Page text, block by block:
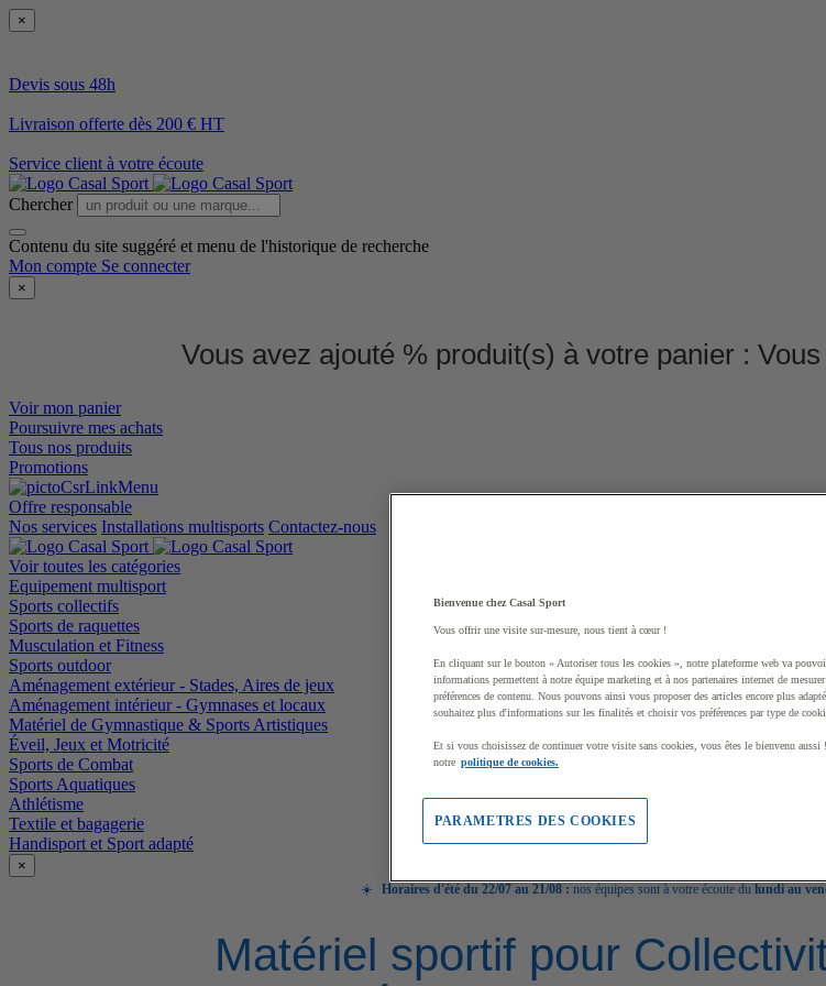
×
Devis sous 48h
Livraison offerte dès 200 € HT
Service client à votre écoute
Chercher
Contenu du site suggéré et menu de l'historique de recherche
Mon compte Se connecter
×
Vous avez ajouté % produit(s) à votre panier :
Voir mon panier
Poursuivre mes achats
Tous nos produits
Promotions
Offre responsable
Nos services Installations multisports Contactez-nous
Voir toutes les catégories
Equipement multisport
Sports collectifs
Sports de raquettes
Musculation et Fitness
Sports outdoor
Aménagement extérieur - Stades, Aires de jeux
Aménagement intérieur - Gymnases et locaux
Matériel de Gymnastique & Sports Artistiques
Éveil, Jeux et Motricité
Sports de Combat
Sports Aquatiques
Athlétisme
Textile et bagagerie
Handisport et Sport adapté
×
☀️ Horaires d'été du 22/07 au 21/08 : nos équipes sont à votre écoute du lundi au
Matériel sportif pour
Bienvenue chez Casal Sport
Vous offrir une visite sur-mesure, nous tient à cœur !
En cliquant sur le bouton « Autoriser tous les cookies », notre plateforme web va
informations permettent à notre équipe marketing et à nos partenaires internet de
préférences de contenu. Nous pouvons ainsi vous proposer des articles encore plus
souhaitez plus d'informations sur les finalités et choisir vos préférences par type de
Et si vous choisissez de continuer votre visite sans cookies, vous êtes le bienvenu
notre politique de cookies.
PARAMETRES DES COOKIES